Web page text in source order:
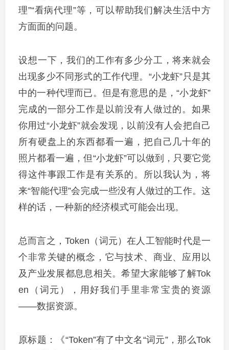
理”“看病代理”等，可以帮助我们解决生活中方
方面面的问题。
设想一下，我们的工作有多少分工，将来就会
出现多少不同形式的工作代理。“小龙虾”只是其
中的一种代理而已。但是有意思的是，“小龙虾”
完成的一部分工作是以前没有人做过的。如果
你用过“小龙虾”就会发现，以前没有人会把自己
所有硬盘上的东西都看一遍，把自己几十年的
照片都看一遍，但“小龙虾”可以做到，只要它觉
得这件事跟工作是有关系的。所以我认为，将
来“智能代理”会完成一些没有人做过的工作。这
样的话，一种新的经济模式可能会出现。
总而言之，Token（词元）在人工智能时代是一
个非常关键的概念，它与技术、商业、应用以
及产业发展都息息相关。希望大家能够了解Tok
en（词元），用好我们手里非常宝贵的资源
——数据资源。
原标题：《“Token”有了中文名“词元”，那么Tok